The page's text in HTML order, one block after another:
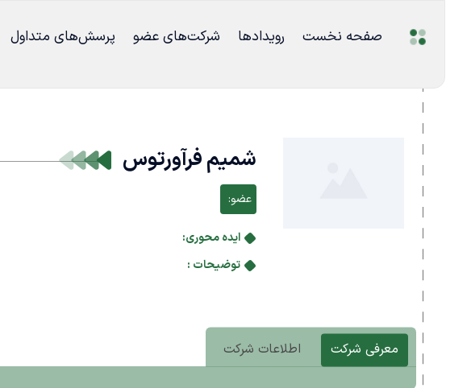
صفحه نخست رویدادها شرکت‌های عضو پرسش‌‌های متداول
شمیم فرآورتوس
عضو:
ایده محوری:
توضیحات :
معرفی شرکت اطلاعات شرکت